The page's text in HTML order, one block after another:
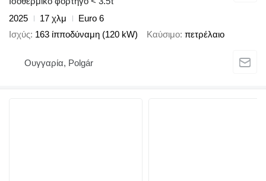
2025
17 χλμ
Euro 6
Ισχύς 163 ίπποδύναμη (120 kW) Καύσιμο πετρέλαιο
Ουγγαρία, Polgár